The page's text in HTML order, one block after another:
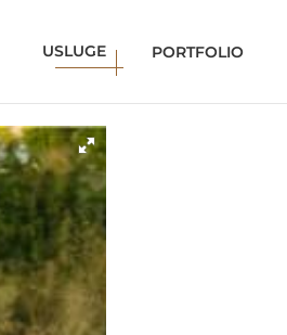
USLUGE PORTFOLIO